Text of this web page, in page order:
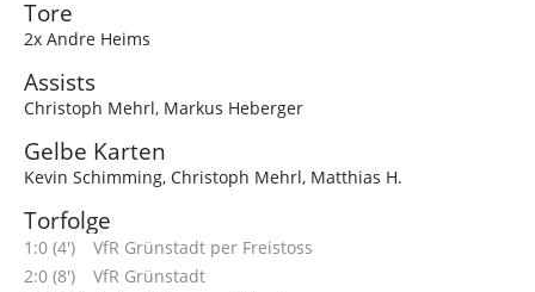
Tore
2x Andre Heims
Assists
Christoph Mehrl, Markus Heberger
Gelbe Karten
Kevin Schimming, Christoph Mehrl, Matthias H.
Torfolge
1:0 (4')
VfR Grünstadt per Freistoss
2:0 (8')
VfR Grünstadt